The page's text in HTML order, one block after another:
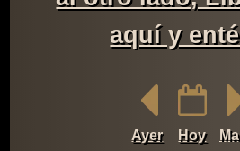
aquí y
Ayer Hoy